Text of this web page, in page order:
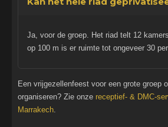
Ja, voor de groep. Het riad telt 12
op 100 m is er ruimte tot ongeveer 30
Een vrijgezellenfeest voor een grote groep
organiseren? Zie onze receptief- & DMC-
Marrakech.